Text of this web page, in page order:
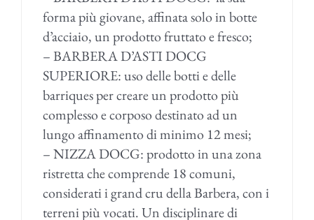
forma più giovane, affinata solo in botte
d’acciaio, un prodotto fruttato e fresco;
– BARBERA D’ASTI DOCG
SUPERIORE: uso delle botti e delle
barriques per creare un prodotto più
complesso e corposo destinato ad un
lungo affinamento di minimo 12 mesi;
– NIZZA DOCG: prodotto in una zona
ristretta che comprende 18 comuni,
considerati i grand cru della Barbera, con i
terreni più vocati. Un disciplinare di